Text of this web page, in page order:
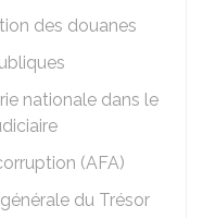
des douanes
nationale dans le
(AFA)
du Trésor